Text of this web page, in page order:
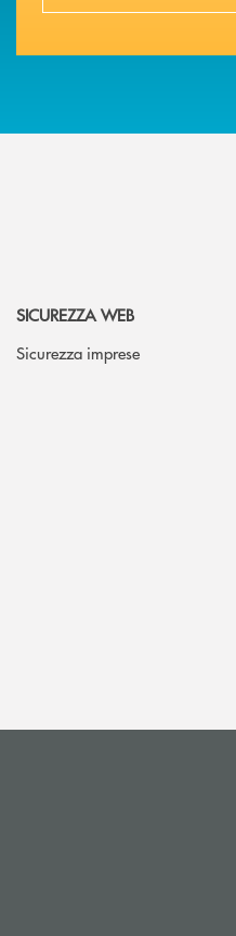
SICUREZZA WEB
Sicurezza imprese